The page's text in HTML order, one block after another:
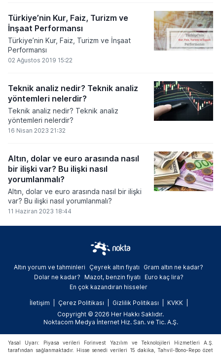
Türkiye’nin Kur, Faiz, Turizm ve
İnşaat Performansı
Türkiye’nin Kur, Faiz, Turizm ve İnşaat
Performansı
02 Ağustos 2019 15:22
Teknik analiz nedir? Teknik analiz
yöntemleri nelerdir?
Teknik analiz nedir? Teknik analiz
yöntemleri nelerdir?
16 Nisan 2023 21:32
Altın, dolar ve euro arasında nasıl
bir ilişki var? Bu ilişki nasıl
yorumlanmalı?
Altın, dolar ve euro arasında nasıl bir ilişki
var? Bu ilişki nasıl yorumlanmalı?
11 Haziran 2023 18:44
Altın yorum ve tahminleri Çeyrek altın fiyatı
Gram altın ne kadar?
Dolar ne kadar?
Mazot, benzin fiyatı
Euro kaç lira?
En çok kazandıran hisseler
İletişim Çerez Politikası Gizlilik Politikası
KVKK
Copyright © 2026 Her Hakkı Saklıdır.
Noktacom Medya İnternet Hiz. San. ve Tic. A.Ş.
Yasal Uyarı: Piyasa verileri Forinvest Yazılım ve Teknolojileri Hizmetleri A.Ş.
tarafından sağlanmaktadır. Hisse senedi verileri 15 dakika, Tahvil-Bono-Repo özet